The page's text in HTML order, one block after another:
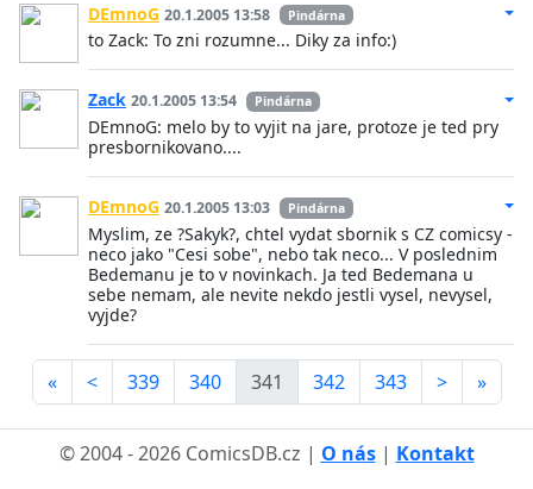
DEmnoG 20.1.2005 13:58 Pindárna
to Zack: To zni rozumne... Diky za info:)
Zack 20.1.2005 13:54 Pindárna
DEmnoG: melo by to vyjit na jare, protoze je ted pry
presbornikovano....
DEmnoG 20.1.2005 13:03 Pindárna
Myslim, ze ?Sakyk?, chtel vydat sbornik s CZ comicsy -
neco jako "Cesi sobe", nebo tak neco... V poslednim
Bedemanu je to v novinkach. Ja ted Bedemana u
sebe nemam, ale nevite nekdo jestli vysel, nevysel,
vyjde?
« < 339 340 341 342 343 > »
© 2004 - 2026 ComicsDB.cz | O nás| Kontakt